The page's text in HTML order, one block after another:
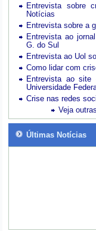
Entrevista sobre
Notícias
Entrevista sobre a
Entrevista ao
G. do Sul
Entrevista ao Uol
Como lidar com
Entrevista ao site
Universidade
Crise nas redes
Veja
Últimas Notícias